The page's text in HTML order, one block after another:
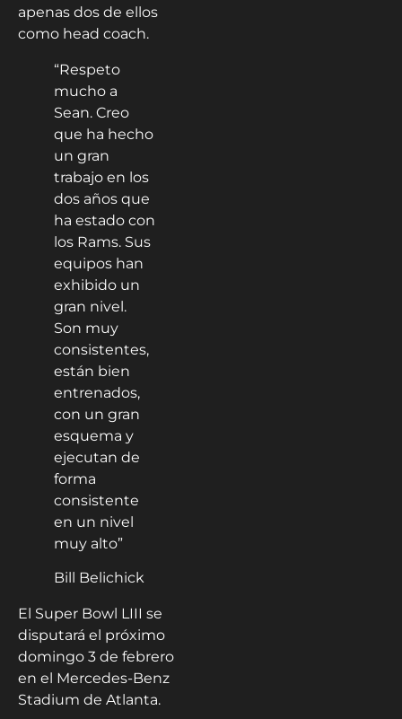
apenas dos de ellos
como head coach.
“Respeto
mucho a
Sean. Creo
que ha hecho
un gran
trabajo en los
dos años que
ha estado con
los Rams. Sus
equipos han
exhibido un
gran nivel.
Son muy
consistentes,
están bien
entrenados,
con un gran
esquema y
ejecutan de
forma
consistente
en un nivel
muy alto”
Bill Belichick
El Super Bowl LIII se
disputará el próximo
domingo 3 de febrero
en el Mercedes-Benz
Stadium de Atlanta.